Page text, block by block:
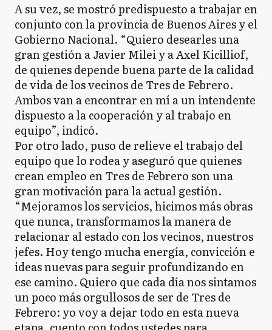
A su vez, se mostró predispuesto a trabajar en
conjunto con la provincia de Buenos Aires y el
Gobierno Nacional. “Quiero desearles una
gran gestión a Javier Milei y a Axel Kicilliof,
de quienes depende buena parte de la calidad
de vida de los vecinos de Tres de Febrero.
Ambos van a encontrar en mí a un intendente
dispuesto a la cooperación y al trabajo en
equipo”, indicó.
Por otro lado, puso de relieve el trabajo del
equipo que lo rodea y aseguró que quienes
crean empleo en Tres de Febrero son una
gran motivación para la actual gestión.
“Mejoramos los servicios, hicimos más obras
que nunca, transformamos la manera de
relacionar al estado con los vecinos, nuestros
jefes. Hoy tengo mucha energía, convicción e
ideas nuevas para seguir profundizando en
ese camino. Quiero que cada día nos sintamos
un poco más orgullosos de ser de Tres de
Febrero: yo voy a dejar todo en esta nueva